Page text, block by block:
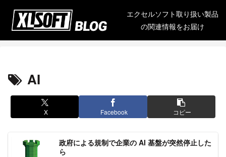
エクセルソフト取り扱い製品
の関連情報をお届け
AI
X Facebook コピー
政府による規制で企業の AI 基盤が突然停止した
ら